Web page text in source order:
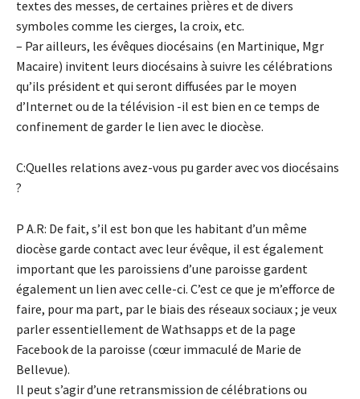
textes des messes, de certaines prières et de divers
symboles comme les cierges, la croix, etc.
– Par ailleurs, les évêques diocésains (en Martinique, Mgr
Macaire) invitent leurs diocésains à suivre les célébrations
qu’ils président et qui seront diffusées par le moyen
d’Internet ou de la télévision -il est bien en ce temps de
confinement de garder le lien avec le diocèse.
C:Quelles relations avez-vous pu garder avec vos diocésains
?
P A.R: De fait, s’il est bon que les habitant d’un même
diocèse garde contact avec leur évêque, il est également
important que les paroissiens d’une paroisse gardent
également un lien avec celle-ci. C’est ce que je m’efforce de
faire, pour ma part, par le biais des réseaux sociaux ; je veux
parler essentiellement de Wathsapps et de la page
Facebook de la paroisse (cœur immaculé de Marie de
Bellevue).
Il peut s’agir d’une retransmission de célébrations ou